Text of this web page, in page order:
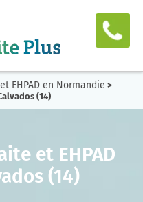
EHPAD en Normandie >
(14)
et EHPAD
(14)